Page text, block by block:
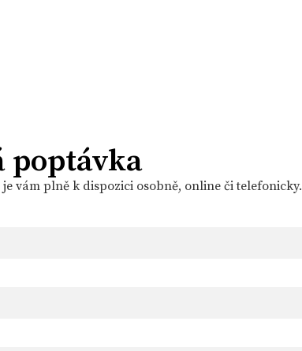
poptávka
vám plně k dispozici osobně, online či telefonicky.